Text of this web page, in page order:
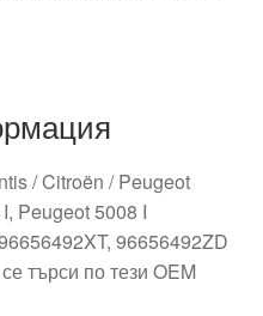
/ Citroën / Peugeot
Peugeot 5008 I
96656492ZD
търси по тези OEM